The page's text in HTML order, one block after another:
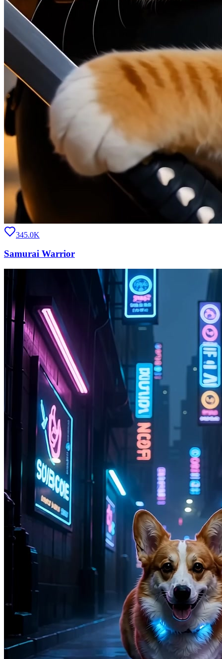
345.0K
Samurai Warrior